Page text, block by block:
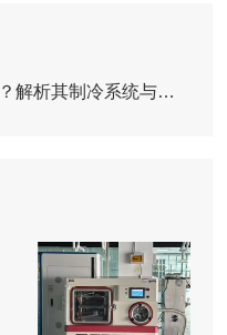
土壤冻干机如何实现精准控温？解析其制冷系统与搁板温度均匀性设计